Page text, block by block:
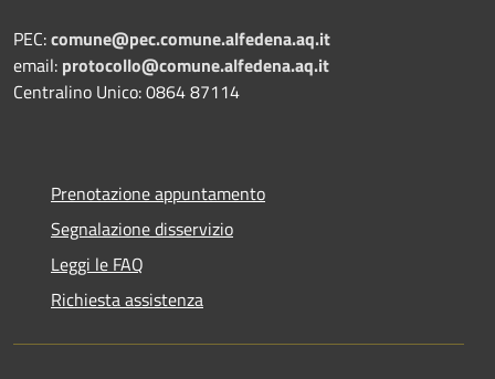
PEC:comune@pec.comune.alfedena.aq.it
email: protocollo@comune.alfedena.aq.it
Centralino Unico: 0864 87114
Prenotazione appuntamento
Segnalazione disservizio
Leggi le FAQ
Richiesta assistenza